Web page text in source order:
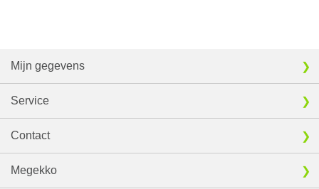
Mijn gegevens
Service
Contact
Megekko